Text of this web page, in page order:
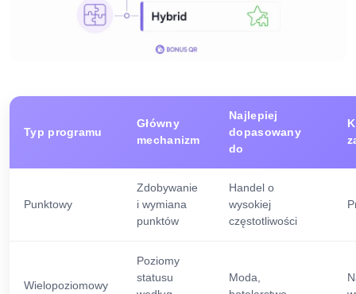
Typ programu
Główny
mechanizm
Najlepiej
dopasowany
do
Punktowy
Zdobywanie
i wymiana
punktów
Handel o
wysokiej
częstotliwości
Wielopoziomowy
Poziomy
statusu
Moda,